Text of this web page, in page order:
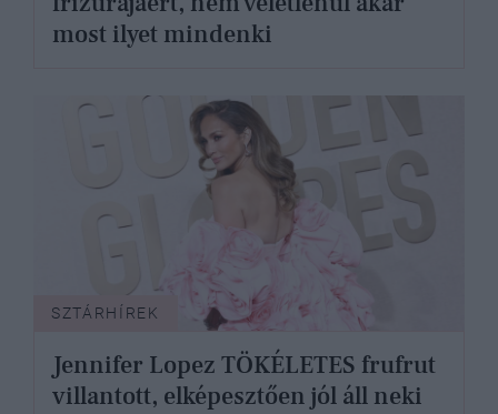
most ilyet mindenki
SZTÁRHÍREK
Jennifer Lopez TÖKÉLETES frufrut
villantott, elképesztően jól áll neki